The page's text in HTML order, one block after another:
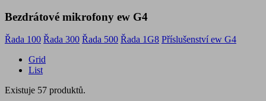
Bezdrátové mikrofony ew G4
Řada 100 Řada 300 Řada 500 Řada 1G8 Příslušenství ew G4
Grid
List
Existuje 57 produktů.